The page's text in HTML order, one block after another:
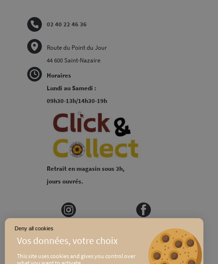
Horaires
Lundi au Samedi :
09h30-13h/14h30-19h
Retrait en magasin sous 3h,
jours ouvrés.
02 40 22 46 36
Route du Point du Jour
44 600 Saint-Nazaire
MEDIAPILOTE
PLAN DU SITE
This site uses cookies and gives you control over
Deny all cookies